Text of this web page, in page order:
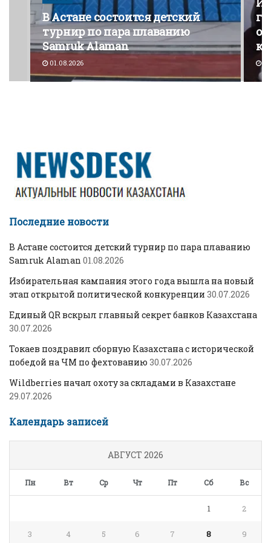
В Астане состоится детский
турнир по пара плаванию
Samruk Alaman
01.08.2026
Последние новости
В Астане состоится детский турнир по пара плаванию
Samruk Alaman 01.08.2026
Избирательная кампания этого года вышла на новый
этап открытой политической конкуренции 30.07.2026
Единый QR вскрыл главный секрет банков Казахстана
30.07.2026
Токаев поздравил сборную Казахстана с исторической
победой на ЧМ по фехтованию 30.07.2026
Wildberries начал охоту за складами в Казахстане
29.07.2026
Календарь записей
АВГУСТ 2026
Пн Вт Ср Чт Пт Сб Вс
1 2
3 4 5 6 7 8 9